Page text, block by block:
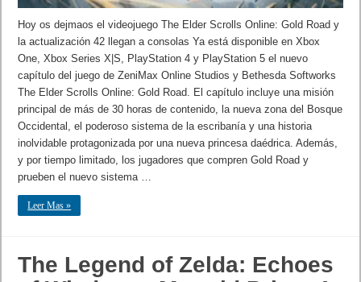
Hoy os dejmaos el videojuego The Elder Scrolls Online: Gold Road y
la actualización 42 llegan a consolas Ya está disponible en Xbox
One, Xbox Series X|S, PlayStation 4 y PlayStation 5 el nuevo
capítulo del juego de ZeniMax Online Studios y Bethesda Softworks
The Elder Scrolls Online: Gold Road. El capítulo incluye una misión
principal de más de 30 horas de contenido, la nueva zona del Bosque
Occidental, el poderoso sistema de la escribanía y una historia
inolvidable protagonizada por una nueva princesa daédrica. Además,
y por tiempo limitado, los jugadores que compren Gold Road y
prueben el nuevo sistema …
Leer Mas »
The Legend of Zelda: Echoes